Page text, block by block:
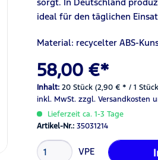
ideal für den täglichen
Material: recycelter ABS-
58,00 €*
Inhalt:20 Stück (2,90 € * / 1
inkl. MwSt.zzgl. Versandkosten
Lieferzeit ca. 1-3 Tage
Artikel-Nr.:35031214
VPE